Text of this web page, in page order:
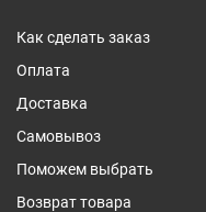
Как сделать заказ
Оплата
Доставка
Самовывоз
Поможем выбрать
Возврат товара